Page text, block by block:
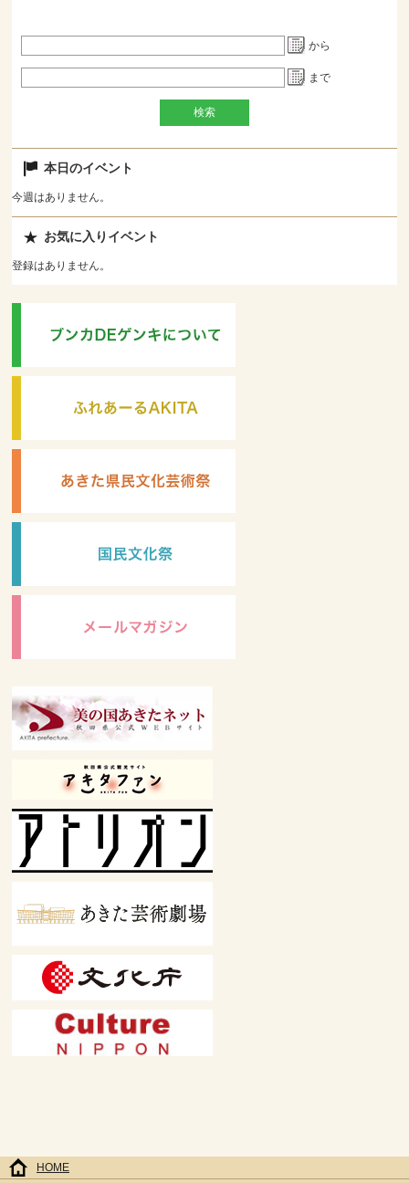
から
まで
本日のイベント
今週はありません。
お気に入りイベント
登録はありません。
HOME